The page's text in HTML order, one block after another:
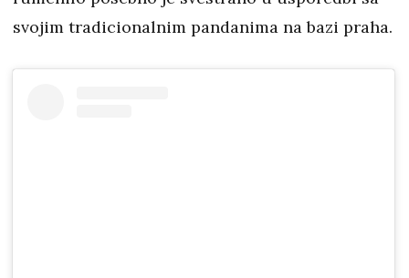
svojim tradicionalnim pandanima na bazi praha.